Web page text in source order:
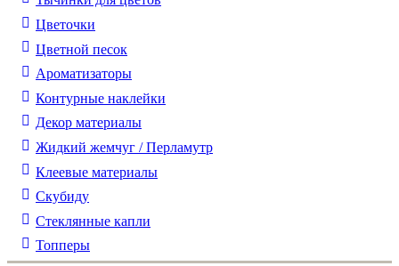
Цветочки
Цветной песок
Ароматизаторы
Контурные наклейки
Декор материалы
Жидкий жемчуг / Перламутр
Клеевые материалы
Скубиду
Стеклянные капли
Топперы